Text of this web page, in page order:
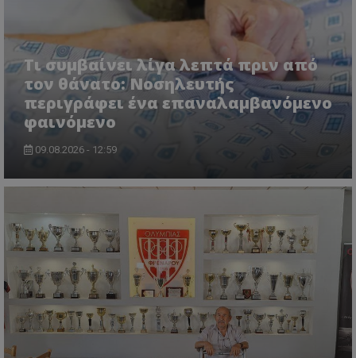
Τι συμβαίνει λίγα λεπτά πριν από
τον θάνατο: Νοσηλευτής
περιγράφει ένα επαναλαμβανόμενο
φαινόμενο
09.08.2026 - 12:59